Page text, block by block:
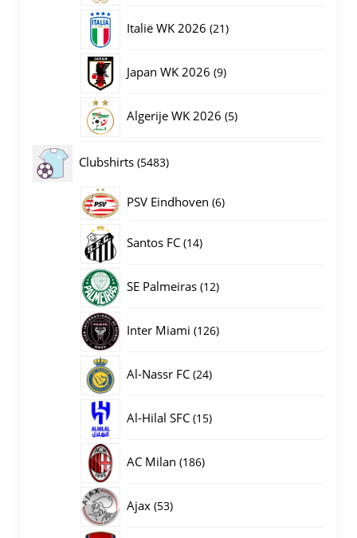
Italië WK 2026 2121
Japan WK 2026 99
Algerije WK 2026 55
Clubshirts 54835483
producten
PSV Eindhoven 66
Santos FC 1414
SE Palmeiras 1212
Inter Miami 126126
Al-Nassr FC 2424
Al-Hilal SFC 1515
AC Milan 186186
Ajax 5353